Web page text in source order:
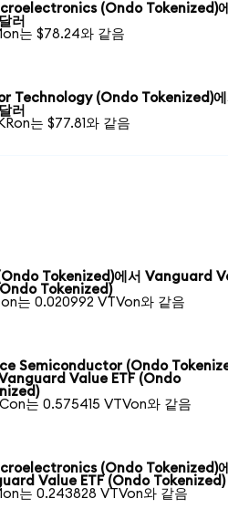
(Ondo Tokenized)
러
는 $78.24와 같음
Technology (Ondo Tokenized)에
러
는 $77.81와 같음
Tokenized)에서 Vanguard
Tokenized)
는 0.020992 VTVon와 같음
Semiconductor (Ondo
Value ETF (Ondo
는 0.575415 VTVon와 같음
(Ondo Tokenized)
Value ETF (Ondo Tokenized)
는 0.243828 VTVon와 같음